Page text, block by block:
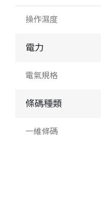
操作濕度
電力
電氣規格
條碼種類
一維條碼